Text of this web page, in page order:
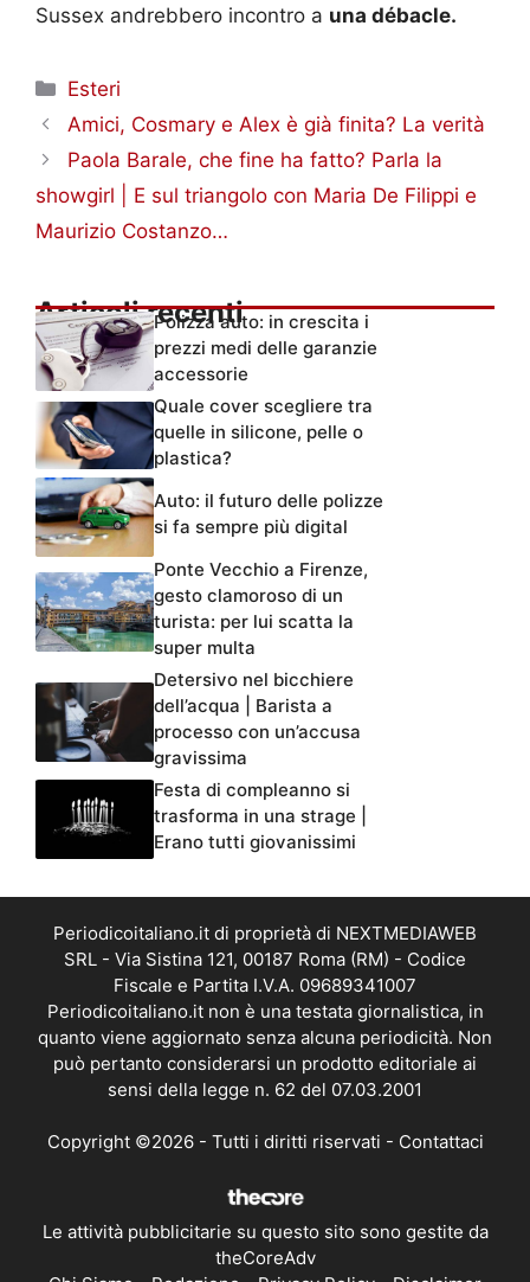
Sussex andrebbero incontro a una débacle.
Categorie
Esteri
Amici, Cosmary e Alex è già finita? La verità
Paola Barale, che fine ha fatto? Parla la
showgirl | E sul triangolo con Maria De Filippi e
Maurizio Costanzo…
Articoli recentiPolizza auto: in crescita i
prezzi medi delle garanzie
accessorie
Quale cover scegliere tra
quelle in silicone, pelle o
plastica?
Auto: il futuro delle polizze
si fa sempre più digital
Ponte Vecchio a Firenze,
gesto clamoroso di un
turista: per lui scatta la
super multa
Detersivo nel bicchiere
dell’acqua | Barista a
processo con un’accusa
gravissima
Festa di compleanno si
trasforma in una strage |
Erano tutti giovanissimi
Periodicoitaliano.it di proprietà di NEXTMEDIAWEB
SRL - Via Sistina 121, 00187 Roma (RM) - Codice
Fiscale e Partita I.V.A. 09689341007
Periodicoitaliano.it non è una testata giornalistica, in
quanto viene aggiornato senza alcuna periodicità. Non
può pertanto considerarsi un prodotto editoriale ai
sensi della legge n. 62 del 07.03.2001
Copyright ©2026 - Tutti i diritti riservati - Contattaci
Le attività pubblicitarie su questo sito sono gestite da
theCoreAdv